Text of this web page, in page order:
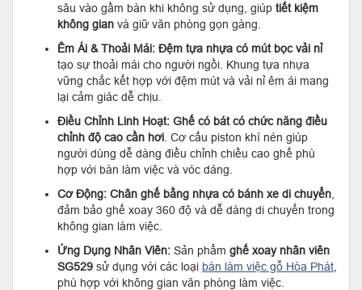
sâu vào gầm bàn khi không sử dụng, giúp tiết kiệm
không gian và giữ văn phòng gọn gàng.
Êm Ái & Thoải Mái: Đệm tựa nhựa có mút bọc vải nỉ
tạo sự thoải mái cho người ngồi. Khung tựa nhựa
vững chắc kết hợp với đệm mút và vải nỉ êm ái mang
lại cảm giác dễ chịu.
Điều Chỉnh Linh Hoạt: Ghế có bát có chức năng điều
chỉnh độ cao cần hơi . Cơ cấu piston khí nén giúp
người dùng dễ dàng điều chỉnh chiều cao ghế phù
hợp với bàn làm việc và vóc dáng.
Cơ Động: Chân ghế bằng nhựa có bánh xe di chuyển
đảm bảo ghế xoay 360 độ và dễ dàng di chuyển trong
không gian làm việc.
Ứng Dụng Nhân Viên: Sản phẩm ghế xoay nhân viên
SG529 sử dụng với các loại bàn làm việc gỗ Hòa Phát
phù hợp với không gian văn phòng làm việc.